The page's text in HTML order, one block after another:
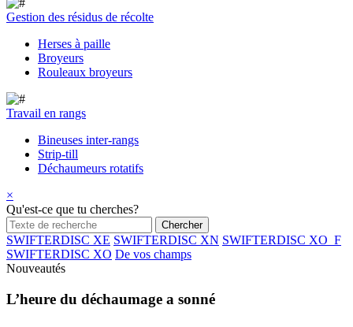
Gestion des résidus de récolte
Herses à paille
Broyeurs
Rouleaux broyeurs
Travail en rangs
Bineuses inter-rangs
Strip-till
Déchaumeurs rotatifs
×
Qu'est-ce que tu cherches?
SWIFTERDISC XE SWIFTERDISC XN SWIFTERDISC XO_F
SWIFTERDISC XO De vos champs
Nouveautés
L’heure du déchaumage a sonné